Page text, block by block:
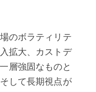
のボラティリテ
拡大、カストデ
層強固なものと
して長期視点が